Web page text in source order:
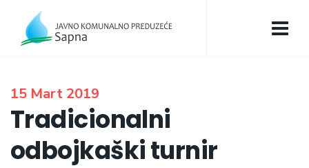
Tradicionalni
odbojkaški turnir
15 Mart 2019